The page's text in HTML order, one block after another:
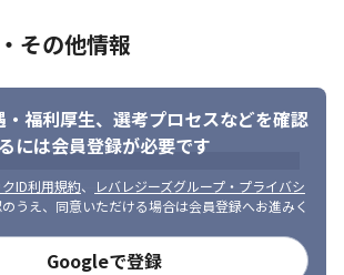
その他情報
福利厚生、 選考プロセスなどを確認
には会員登録が必要です
ID利用規約、
レバレジーズグループ・プライバシ
うえ、同意いただける場合は会員登録へお進みく
Googleで登録